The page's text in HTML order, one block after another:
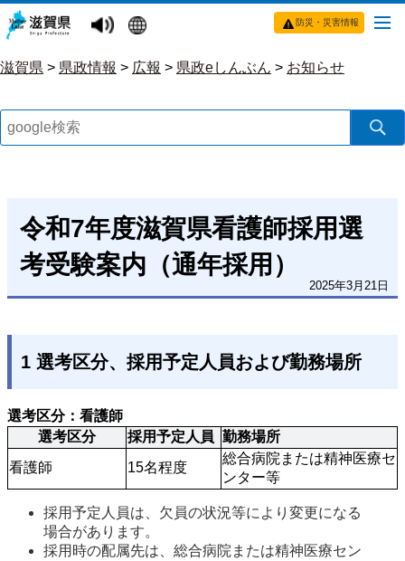
防災・災害情報
滋賀県 > 県政情報 > 広報 > 県政eしんぶん > お知らせ
令和7年度滋賀県看護師採用選
考受験案内（通年採用）
2025年3月21日
1 選考区分、採用予定人員および勤務場所
選考区分：看護師
選考区分
採用予定人員 勤務場所
看護師
15名程度
総合病院または精神医療セ
ンター等
採用予定人員は、欠員の状況等により変更になる
場合があります。
採用時の配属先は、総合病院または精神医療セン